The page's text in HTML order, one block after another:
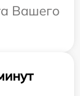
Вашего